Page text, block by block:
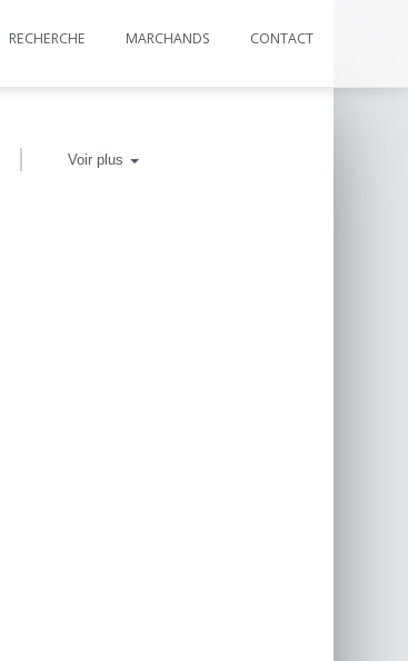
RECHERCHE MARCHANDS CONTACT
| Voir plus